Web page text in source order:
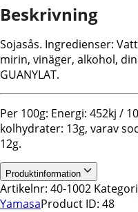
Beskrivning
Sojasås. Ingredienser:
mirin, vinäger, alkohol,
GUANYLAT.
Per 100g: Energi: 452kj /
kolhydrater: 13g, varav
12g.
Produktinformation
Artikelnr: 40-1002
YamasaProduct ID: 48